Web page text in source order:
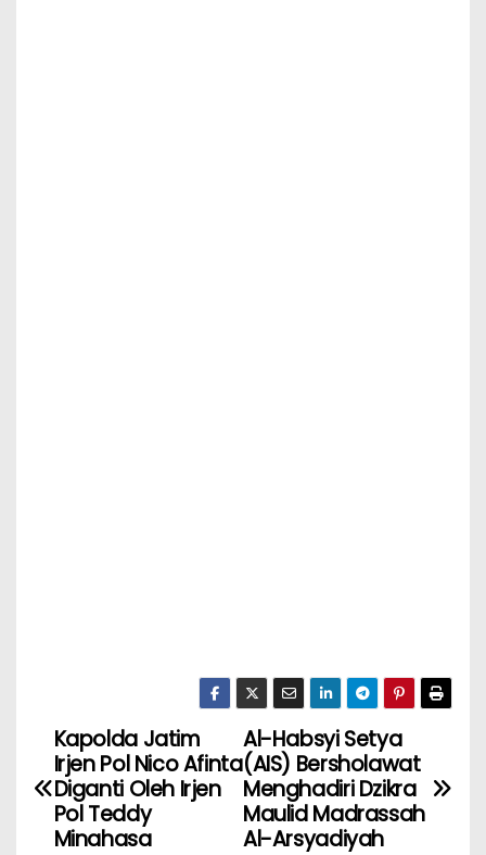
Al-Habsyi Setya
(AIS) Bersholawat
Menghadiri Dzikra
Maulid Madrassah
Al-Arsyadiyah
Kapolda Jatim
Irjen Pol Nico Afinta
Diganti Oleh Irjen
Pol Teddy
Minahasa